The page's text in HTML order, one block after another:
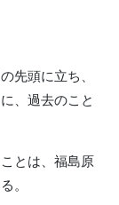
先頭に立ち、
、過去のこと
とは、福島原
。